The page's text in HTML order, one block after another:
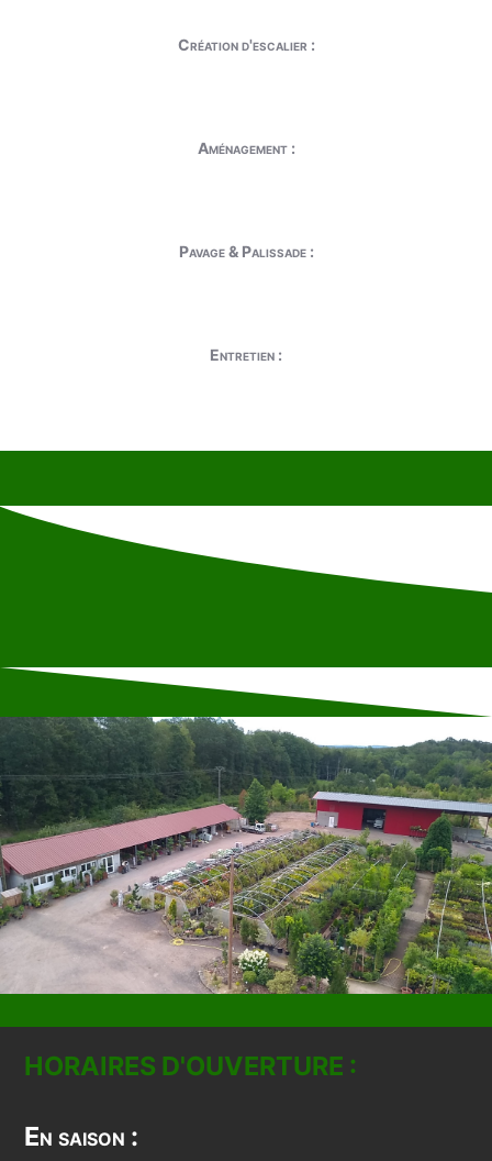
Création d'escalier :
Aménagement :
Pavage & Palissade :
Entretien :
HORAIRES D'OUVERTURE :
En saison :